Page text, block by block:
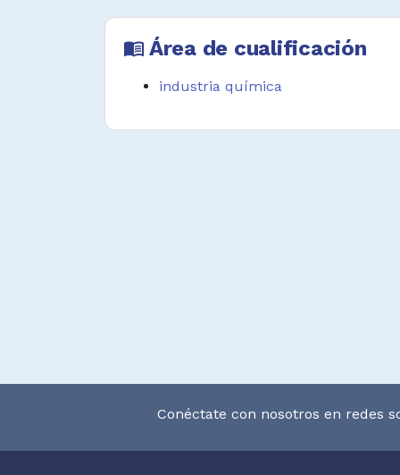
de papel
menu_book Área de cualificación
industria química
Conéctate con nosotros en redes